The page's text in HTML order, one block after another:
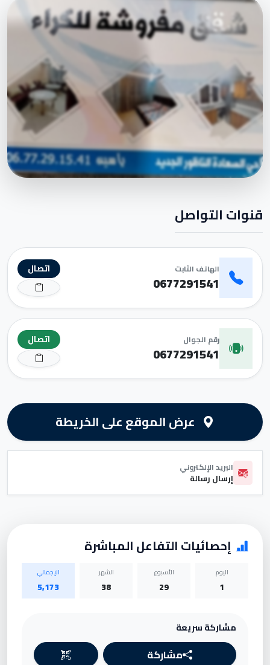
قنوات التواصل
الهاتف الثابت
0677291541
اتصال
رقم الجوال
0677291541
اتصال
عرض الموقع على الخريطة
البريد الإلكتروني
إرسال رسالة
إحصائيات التفاعل المباشرة
اليوم
1
الأسبوع
29
الشهر
38
الإجمالي
5,173
مشاركة سريعة
مشاركة